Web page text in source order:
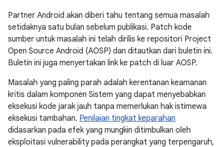
Partner Android akan diberi tahu tentang semua masalah
setidaknya satu bulan sebelum publikasi. Patch kode
sumber untuk masalah ini telah dirilis ke repositori Project
Open Source Android (AOSP) dan ditautkan dari buletin ini.
Buletin ini juga menyertakan link ke patch di luar AOSP.
Masalah yang paling parah adalah kerentanan keamanan
kritis dalam komponen Sistem yang dapat menyebabkan
eksekusi kode jarak jauh tanpa memerlukan hak istimewa
eksekusi tambahan. Penilaian tingkat keparahan
didasarkan pada efek yang mungkin ditimbulkan oleh
eksploitasi vulnerability pada perangkat yang terpengaruh,